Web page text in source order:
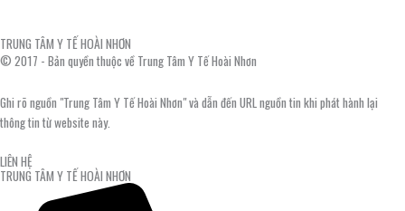
TRUNG TÂM Y TẾ HOÀI NHƠN
© 2017 - Bản quyền thuộc về Trung Tâm Y Tế Hoài Nhơn
Ghi rõ nguồn "Trung Tâm Y Tế Hoài Nhơn" và dẫn đến URL nguồn tin khi phát hành lại
thông tin từ website này.
LIÊN HỆ
TRUNG TÂM Y TẾ HOÀI NHƠN